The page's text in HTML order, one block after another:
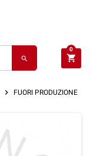
search shopping_cart
0
chevron_right FUORI PRODUZIONE